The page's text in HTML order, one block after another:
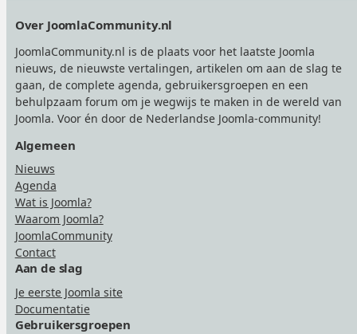
Over JoomlaCommunity.nl
JoomlaCommunity.nl is de plaats voor het laatste Joomla
nieuws, de nieuwste vertalingen, artikelen om aan de slag te
gaan, de complete agenda, gebruikersgroepen en een
behulpzaam forum om je wegwijs te maken in de wereld van
Joomla. Voor én door de Nederlandse Joomla-community!
Algemeen
Nieuws
Agenda
Wat is Joomla?
Waarom Joomla?
JoomlaCommunity
Contact
Aan de slag
Je eerste Joomla site
Documentatie
Gebruikersgroepen